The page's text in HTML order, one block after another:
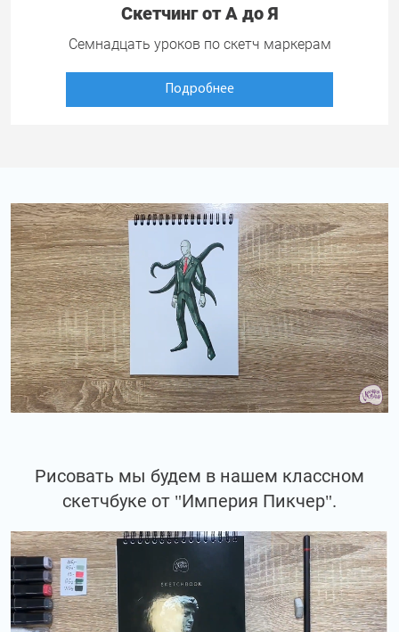
Скетчинг от А до Я
Семнадцать уроков по скетч маркерам
Подробнее
Рисовать мы будем в нашем классном
скетчбуке от "Империя Пикчер".